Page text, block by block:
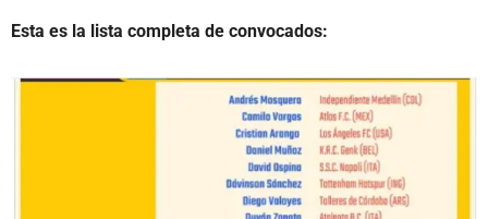
Esta es la lista completa de convocados: